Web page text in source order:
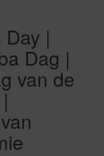
|
Dag |
van de